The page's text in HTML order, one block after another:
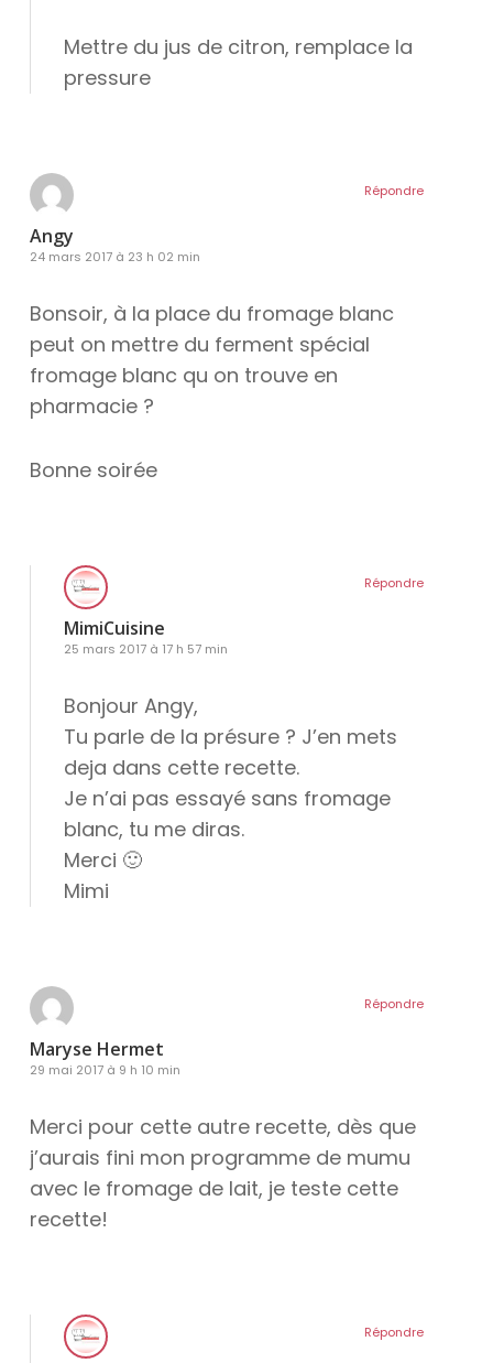
Mettre du jus de citron, remplace la
pressure
Angy
24 mars 2017 à 23 h 02 min
Bonsoir, à la place du fromage blanc
peut on mettre du ferment spécial
fromage blanc qu on trouve en
pharmacie ?
Bonne soirée
Répondre
MimiCuisine
25 mars 2017 à 17 h 57 min
Bonjour Angy,
Tu parle de la présure ? J’en mets
deja dans cette recette.
Je n’ai pas essayé sans fromage
blanc, tu me diras.
Merci 🙂
Mimi
Répondre
Maryse Hermet
29 mai 2017 à 9 h 10 min
Merci pour cette autre recette, dès que
j’aurais fini mon programme de mumu
avec le fromage de lait, je teste cette
recette!
Répondre
Répondre